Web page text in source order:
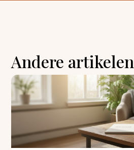
Andere artikelen